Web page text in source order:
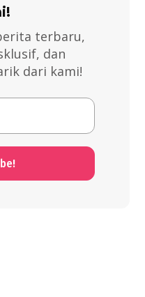
terbaru,
dan
dari kami!